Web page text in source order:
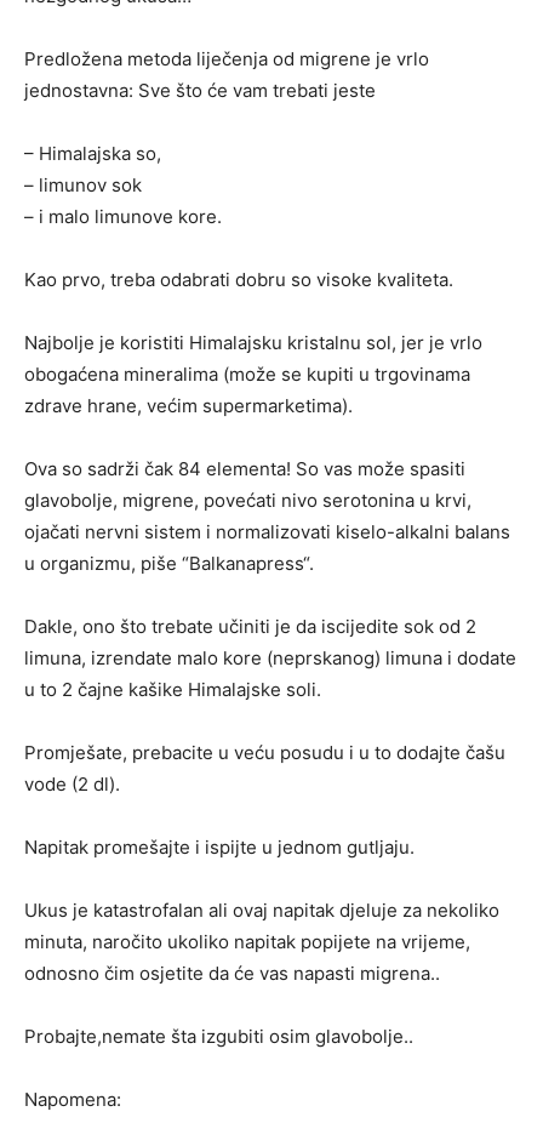
Predložena metoda liječenja od migrene je vrlo
jednostavna: Sve što će vam trebati jeste
– Himalajska so,
– limunov sok
– i malo limunove kore.
Kao prvo, treba odabrati dobru so visoke kvaliteta.
Najbolje je koristiti Himalajsku kristalnu sol, jer je vrlo
obogaćena mineralima (može se kupiti u trgovinama
zdrave hrane, većim supermarketima).
Ova so sadrži čak 84 elementa! So vas može spasiti
glavobolje, migrene, povećati nivo serotonina u krvi,
ojačati nervni sistem i normalizovati kiselo-alkalni balans
u organizmu, piše “Balkanapress“.
Dakle, ono što trebate učiniti je da iscijedite sok od 2
limuna, izrendate malo kore (neprskanog) limuna i dodate
u to 2 čajne kašike Himalajske soli.
Promješate, prebacite u veću posudu i u to dodajte čašu
vode (2 dl).
Napitak promešajte i ispijte u jednom gutljaju.
Ukus je katastrofalan ali ovaj napitak djeluje za nekoliko
minuta, naročito ukoliko napitak popijete na vrijeme,
odnosno čim osjetite da će vas napasti migrena..
Probajte,nemate šta izgubiti osim glavobolje..
Napomena: